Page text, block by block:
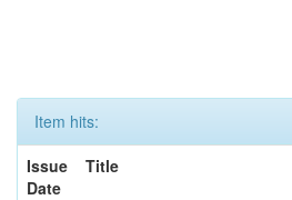
Item hits:
Issue
Date
Title